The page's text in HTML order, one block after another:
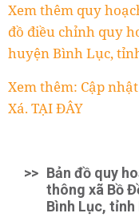
Xem thêm quy
đồ điều chỉnh quy
huyện Bình Lục,
Xem thêm: Cập
Xá. TẠI ĐÂY
>> Bản đồ quy
thông xã Bồ
Bình Lục, tỉnh